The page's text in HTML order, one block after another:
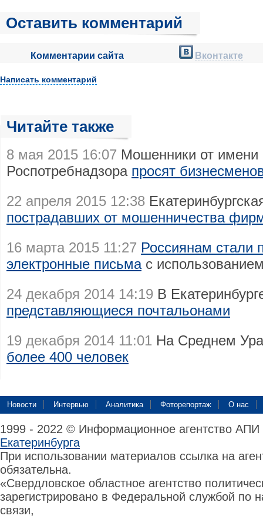
Оставить комментарий
Комментарии сайта Вконтакте
Написать комментарий
Читайте также
8 мая 2015 16:07 Мошенники от имени
Роспотребнадзора просят
22 апреля 2015 12:38
пострадавших от мошенничества
16 марта 2015 11:27 Россиянам стали
электронные письмас
24 декабря 2014 14:19 В
представляющиеся почтальонами
19 декабря 2014 11:01 На Среднем
более 400 человек
Новости Интервью Аналитика Фоторепортаж О нас
1999 - 2022 © Информационное агентство
Екатеринбурга
При использовании материалов ссылка на
обязательна.
«Свердловское областное агентство
зарегистрировано в Федеральной службой по
связи,